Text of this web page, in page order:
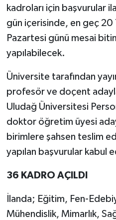
kadroları için başvurular
gün içerisinde, en geç 20
Pazartesi günü mesai
yapılabilecek.
Üniversite tarafından
profesör ve doçent
Uludağ Üniversitesi
doktor öğretim üyesi
birimlere şahsen teslim
yapılan başvurular kabul
36 KADRO AÇILDI
İlanda; Eğitim, Fen-
Mühendislik, Mimarlık,